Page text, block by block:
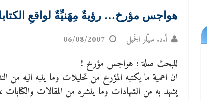
هواجس مؤرخ… رؤيةٌ مِهََنيِّةٌ لواقعِ
أ.د. سيّار الجَميل 06/08/2007
للبحث صلة : هواجس مؤرخ !
ان اهمية ما يكتبه المؤرخ من تحليلات وما ينبه اليه من
يشهد به من الشهادات وما ينشره من المقالات والكتابات ،